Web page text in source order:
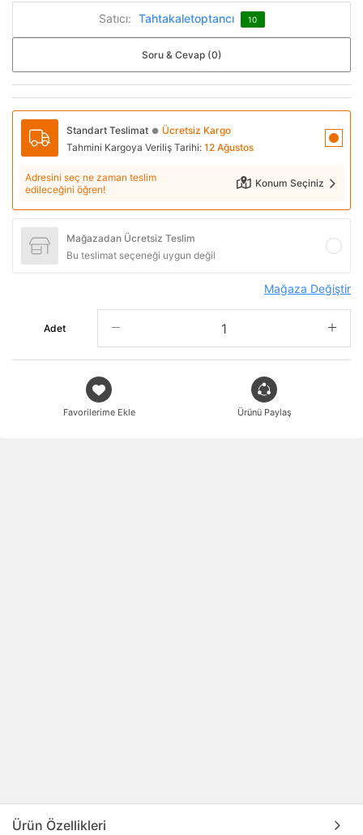
Satıcı: Tahtakaletoptancı 10
Soru & Cevap (0)
Standart Teslimat ● Ücretsiz Kargo
Tahmini Kargoya Veriliş Tarihi: 12 Ağustos
Adresini seç ne zaman teslim
edileceğini öğren!
Konum Seçiniz
Mağazadan Ücretsiz Teslim
Bu teslimat seçeneği uygun değil
Mağaza Değiştir
Adet
Favorilerime Ekle Ürünü Paylaş
Ürün Özellikleri